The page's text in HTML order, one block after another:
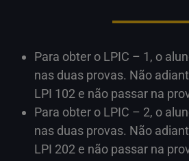
Para obter o LPIC – 1, o
nas duas provas. Não
LPI 102 e não passar na
Para obter o LPIC – 2, o
nas duas provas. Não
LPI 202 e não passar na